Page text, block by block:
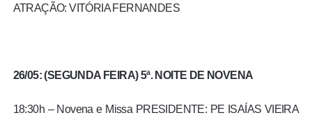
ATRAÇÃO: VITÓRIA FERNANDES
26/05: (SEGUNDA FEIRA) 5ª. NOITE DE NOVENA
18:30h – Novena e Missa PRESIDENTE: PE ISAÍAS VIEIRA